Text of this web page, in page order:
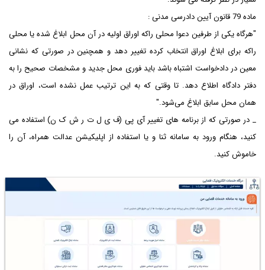
ماده 79 قانون آیین دادرسی مدنی :
"هرگاه یکی از طرفین دعوا محلی راکه اوراق اولیه در آن محل ابلاغ شده یا محلی
راکه برای ابلاغ اوراق انتخاب کرده تغییر دهد و همچنین در صورتی که نشانی
معین در دادخواست اشتباه باشد باید فوری محل جدید و مشخصات صحیح را به
دفتر دادگاه اطلاع دهد. تا وقتی که به این ترتیب عمل نشده است، اوراق در
همان محل سابق ابلاغ می‌شود."
_ در صورتی که از برنامه های تغییر آی پی (ف ی ل ت ر ش ک ن) استفاده می
کنید، هنگام ورود به سامانه ثنا و یا استفاده از اپلیکیشن عدالت همراه، آن را
خاموش کنید.